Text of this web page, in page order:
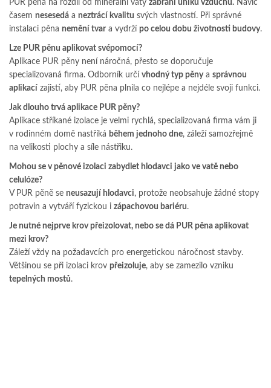
PUR pěna na rozdíl od minerální vaty zabrání úniku vzduchu. Navíc
časem nesesedá a neztrácí kvalitu svých vlastností. Při správné
instalaci pěna nemění tvar a vydrží po celou dobu životnosti budovy.
Lze PUR pěnu aplikovat svépomocí?
Aplikace PUR pěny není náročná, přesto se doporučuje
specializovaná firma. Odborník určí vhodný typ pěnya správnou
aplikací zajistí, aby PUR pěna plnila co nejlépe a nejdéle svoji funkci.
Jak dlouho trvá aplikace PUR pěny?
Aplikace stříkané izolace je velmi rychlá, specializovaná firma vám ji
v rodinném domě nastříká během jednoho dne, záleží samozřejmě
na velikosti plochy a síle nástřiku.
Mohou se v pěnové izolaci zabydlet hlodavci jako ve vatě nebo
celulóze?
V PUR pěně se neusazují hlodavci, protože neobsahuje žádné stopy
potravin a vytváří fyzickou i zápachovou bariéru.
Je nutné nejprve krov přeizolovat, nebo se dá PUR pěna aplikovat
mezi krov?
Záleží vždy na požadavcích pro energetickou náročnost stavby.
Většinou se při izolaci krov přeizoluje, aby se zamezilo vzniku
tepelných mostů.